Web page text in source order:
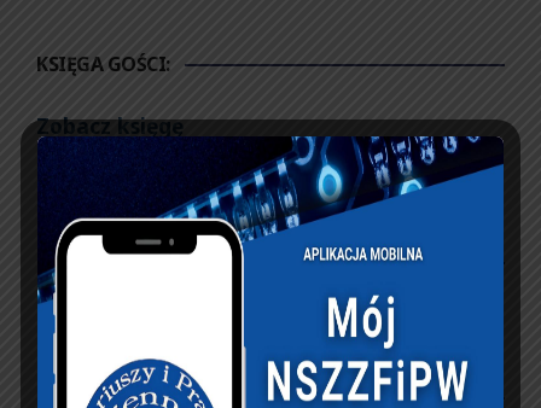
KSIĘGA GOŚCI:
Zobacz księgę
dopisz do księgi
NASZ FACEBOOK
UBEZPIECZENIA